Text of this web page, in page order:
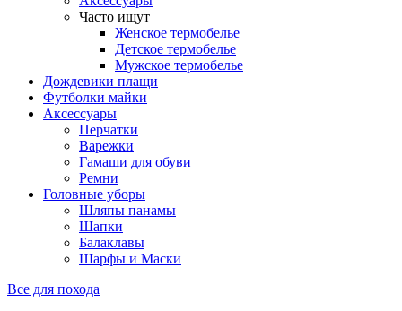
Часто ищут
Женское термобелье
Детское термобелье
Мужское термобелье
Дождевики плащи
Футболки майки
Аксессуары
Перчатки
Варежки
Гамаши для обуви
Ремни
Головные уборы
Шляпы панамы
Шапки
Балаклавы
Шарфы и Маски
Все для похода